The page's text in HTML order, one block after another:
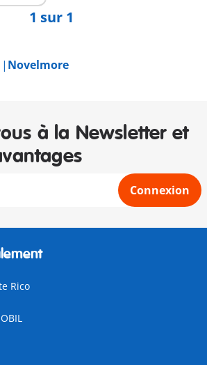
Novelmore
1 sur 1
à la Newsletter et
Connexion
Rico